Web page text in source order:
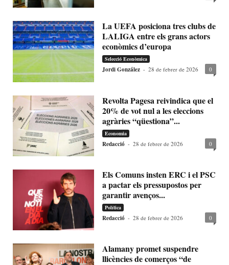
La UEFA posiciona tres clubs de
LALIGA entre els grans actors
econòmics d’europa
Selecció Econòmica
Jordi González - 28 de febrer de 2026 0
Revolta Pagesa reivindica que el
20% de vot nul a les eleccions
agràries “qüestiona”...
Economia
Redacció - 28 de febrer de 2026 0
Els Comuns insten ERC i el PSC
a pactar els pressupostos per
garantir avenços...
Política
Redacció - 28 de febrer de 2026 0
Alamany promet suspendre
llicències de comerços “de